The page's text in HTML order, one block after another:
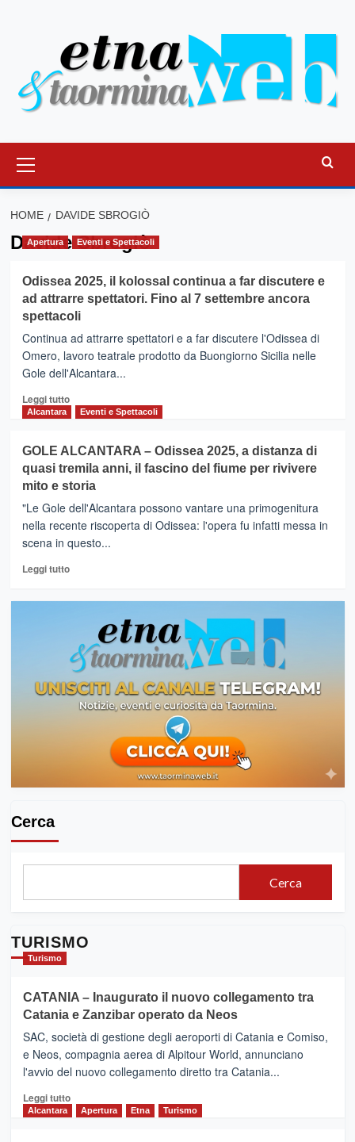
principale
HOME DAVIDE SBROGIÒ
Davide Sbrogiò
Apertura Eventi e Spettacoli
Odissea 2025, il kolossal continua a far discutere e
ad attrarre spettatori. Fino al 7 settembre ancora
spettacoli
Continua ad attrarre spettatori e a far discutere l'Odissea di
Omero, lavoro teatrale prodotto da Buongiorno Sicilia nelle
Gole dell'Alcantara...
Leggi tuttoLeggi
Odissea
2025,
il
kolossal
continua
a
far
e
spettatori.
al
7
settembre
ancora
spettacoli
Alcantara Eventi e Spettacoli
GOLE ALCANTARA – Odissea 2025, a distanza di
quasi tremila anni, il fascino del fiume per rivivere
mito e storia
"Le Gole dell'Alcantara possono vantare una primogenitura
nella recente riscoperta di Odissea: l'opera fu infatti messa in
scena in questo...
Leggi tuttoLeggi
ALCANTARA
–
Odissea
2025,
il
rivivere
e
storia
Cerca
Cerca
TURISMO
Turismo
CATANIA – Inaugurato il nuovo collegamento tra
Catania e Zanzibar operato da Neos
SAC, società di gestione degli aeroporti di Catania e Comiso,
e Neos, compagnia aerea di Alpitour World, annunciano
l'avvio del nuovo collegamento diretto tra Catania...
Leggi tuttoLeggi
Alcantara Apertura Etna Turismo